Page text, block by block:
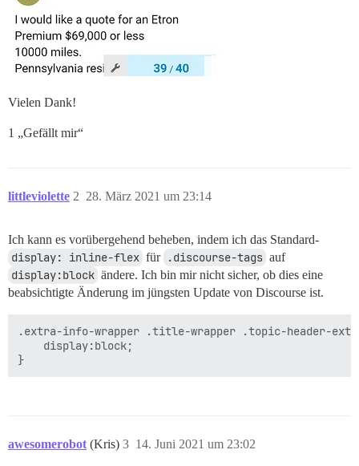
Vielen Dank!
1 „Gefällt mir“
littleviolette 28. März 2021 um 23:14
2
Ich kann es vorübergehend beheben, indem ich das Standard-
display: inline-flex für .discourse-tags auf
display:block ändere. Ich bin mir nicht sicher, ob dies eine
beabsichtigte Änderung im jüngsten Update von Discourse ist.
.extra-info-wrapper .title-wrapper .topic-header-
    display:block;
awesomerobot (Kris) 14. Juni 2021 um 23:02
3